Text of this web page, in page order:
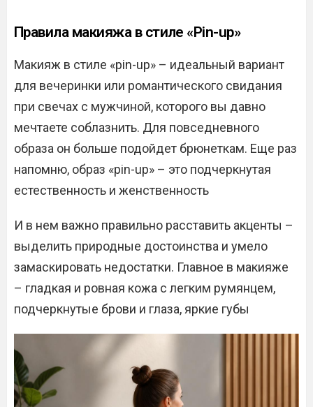
Правила макияжа в стиле «Pin-up»
Макияж в стиле «pin-up» – идеальный вариант
для вечеринки или романтического свидания
при свечах с мужчиной, которого вы давно
мечтаете соблазнить. Для повседневного
образа он больше подойдет брюнеткам. Еще раз
напомню, образ «pin-up» – это подчеркнутая
естественность и женственность
И в нем важно правильно расставить акценты –
выделить природные достоинства и умело
замаскировать недостатки. Главное в макияже
– гладкая и ровная кожа с легким румянцем,
подчеркнутые брови и глаза, яркие губы